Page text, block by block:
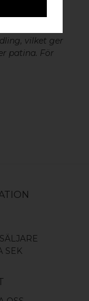
tillverkade av
vilket ger
patina. För
SEK